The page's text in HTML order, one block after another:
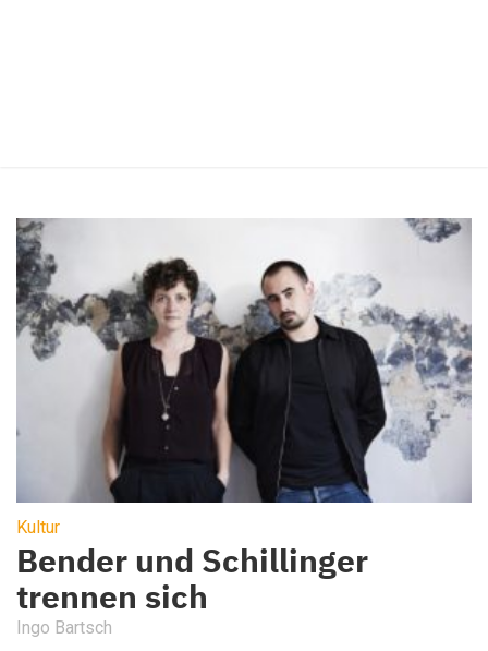
Kultur
Bender und Schillinger
trennen sich
Ingo Bartsch